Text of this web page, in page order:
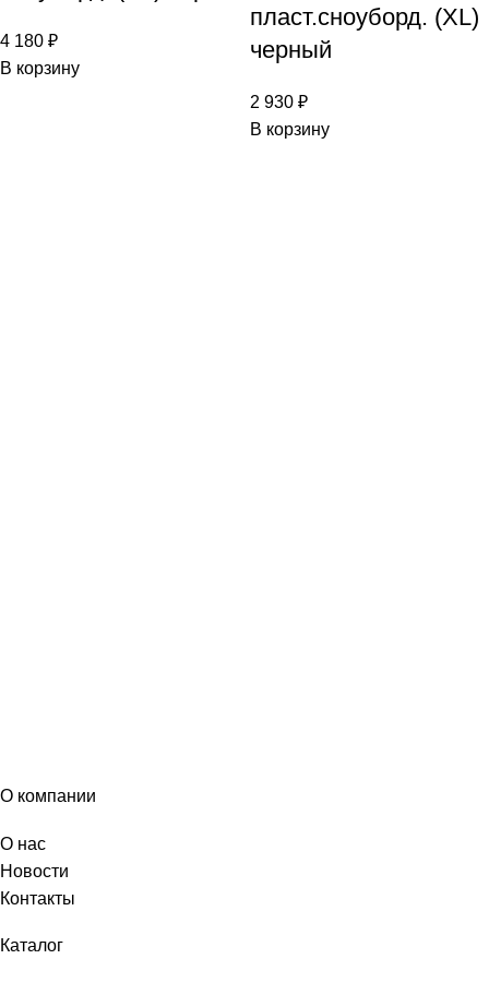
4 180 ₽
В корзину
пласт.сноуборд. (XL)
черный
2 930 ₽
В корзину
О компании
О нас
Новости
Контакты
Каталог